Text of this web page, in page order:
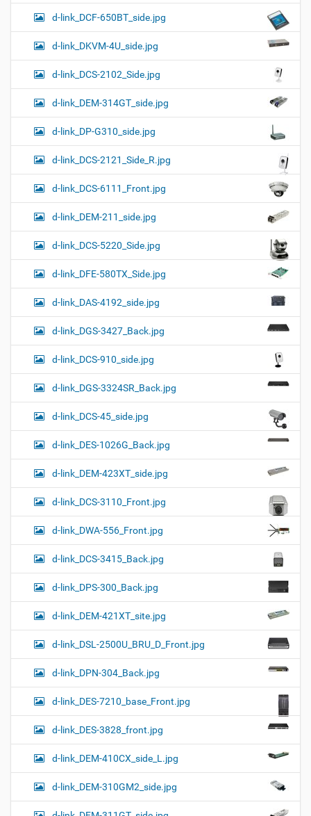
d-link_DCF-650BT_side.jpg
d-link_DKVM-4U_side.jpg
d-link_DCS-2102_Side.jpg
d-link_DEM-314GT_side.jpg
d-link_DP-G310_side.jpg
d-link_DCS-2121_Side_R.jpg
d-link_DCS-6111_Front.jpg
d-link_DEM-211_side.jpg
d-link_DCS-5220_Side.jpg
d-link_DFE-580TX_Side.jpg
d-link_DAS-4192_side.jpg
d-link_DGS-3427_Back.jpg
d-link_DCS-910_side.jpg
d-link_DGS-3324SR_Back.jpg
d-link_DCS-45_side.jpg
d-link_DES-1026G_Back.jpg
d-link_DEM-423XT_side.jpg
d-link_DCS-3110_Front.jpg
d-link_DWA-556_Front.jpg
d-link_DCS-3415_Back.jpg
d-link_DPS-300_Back.jpg
d-link_DEM-421XT_site.jpg
d-link_DSL-2500U_BRU_D_Front.jpg
d-link_DPN-304_Back.jpg
d-link_DES-7210_base_Front.jpg
d-link_DES-3828_front.jpg
d-link_DEM-410CX_side_L.jpg
d-link_DEM-310GM2_side.jpg